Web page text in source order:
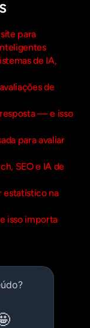
para
de IA,
de
— e isso
para avaliar
SEO e IA de
estatístico na
isso importa